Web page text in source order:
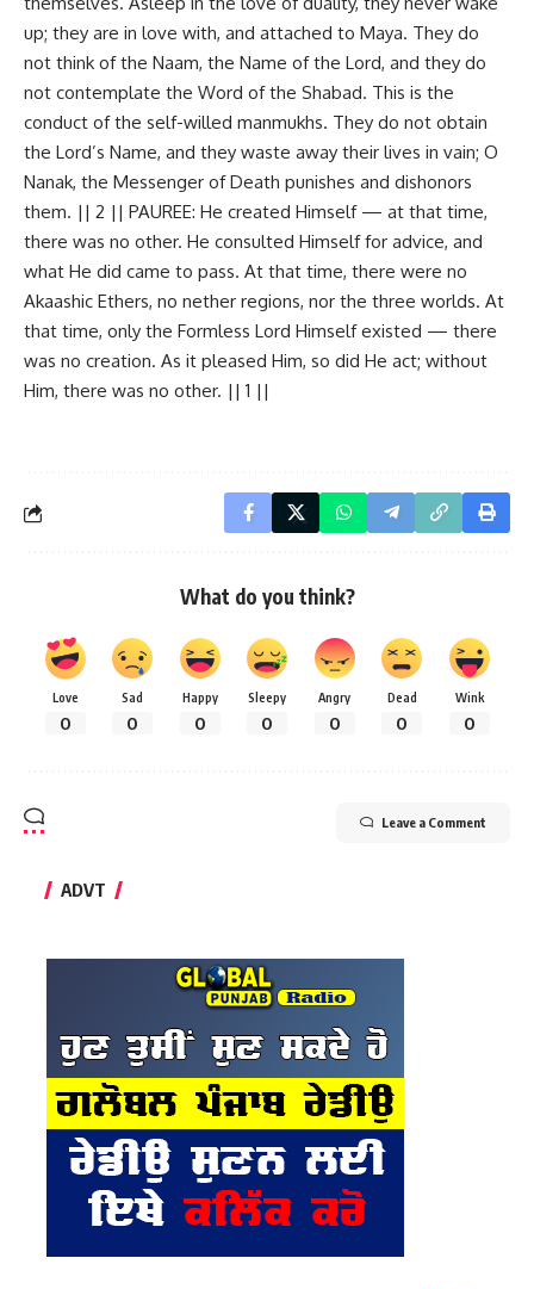
up; they are in love with, and attached to Maya. They do
not think of the Naam, the Name of the Lord, and they do
not contemplate the Word of the Shabad. This is the
conduct of the self-willed manmukhs. They do not obtain
the Lord’s Name, and they waste away their lives in vain; O
Nanak, the Messenger of Death punishes and dishonors
them. || 2 || PAUREE: He created Himself — at that time,
there was no other. He consulted Himself for advice, and
what He did came to pass. At that time, there were no
Akaashic Ethers, no nether regions, nor the three worlds. At
that time, only the Formless Lord Himself existed — there
was no creation. As it pleased Him, so did He act; without
Him, there was no other. || 1 ||
What do you think?
Love
0
Sad
0
Happy
0
Sleepy
0
Angry
0
Dead
0
Wink
0
Leave a Comment
ADVT